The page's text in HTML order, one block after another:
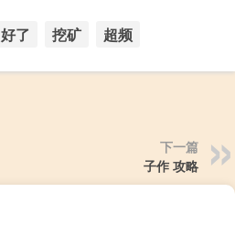
好了 挖矿 超频
下一篇
子作 攻略